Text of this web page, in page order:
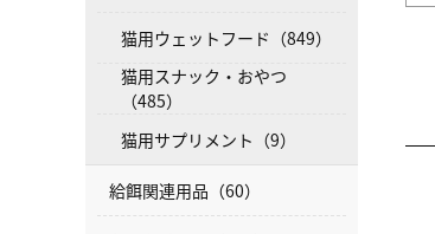
猫用ウェットフード（849）
猫用スナック・おやつ
（485）
猫用サプリメント（9）
給餌関連用品（60）